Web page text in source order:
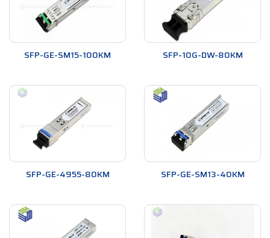
SFP-GE-SM15-100KM SFP-10G-DW-80KM
SFP-GE-4955-80KM SFP-GE-SM13-40KM